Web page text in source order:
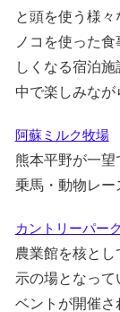
と頭を使う様
ノコを使った
しくなる宿泊
中で楽しみなが
阿蘇ミルク牧場
熊本平野が一望
乗馬・動物レー
カントリーパー
農業館を核と
示の場となっ
ベントが開催さ